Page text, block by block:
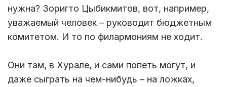
нужна? Зоригто Цыбикмитов, вот, например,
уважаемый человек – руководит бюджетным
комитетом. И то по филармониям не ходит.
Они там, в Хурале, и сами попеть могут, и
даже сыграть на чем-нибудь – на ложках,